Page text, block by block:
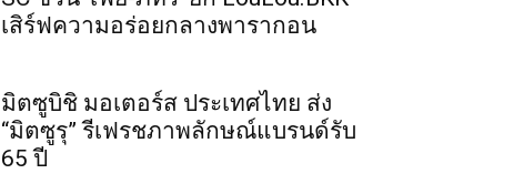
เสิร์ฟความอร่อยกลางพารากอน
มิตซูบิชิ มอเตอร์ส ประเทศไทย ส่ง
“มิตซูรุ” รีเฟรชภาพลักษณ์แบรนด์รับ
65 ปี